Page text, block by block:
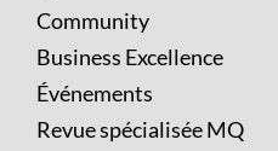
Community
Business Excellence
Événements
Revue spécialisée MQ